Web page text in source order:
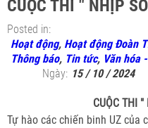
CUỘC THI " NHỊP
Posted in:
Hoạt động, Hoạt động Đoàn
Thông báo, Tin tức, Văn hóa
Ngày: 15 / 10 / 2024
CUỘC THI "
Tự hào các chiến binh UZ của